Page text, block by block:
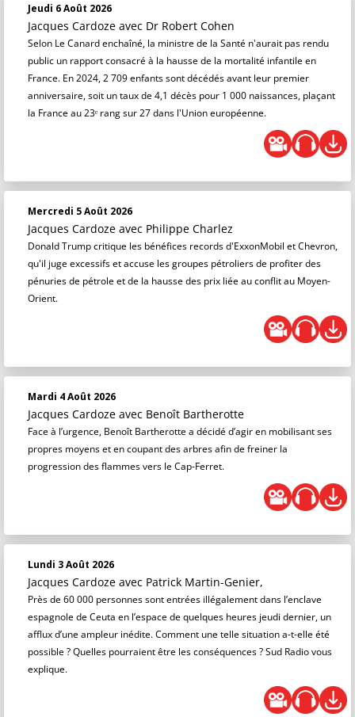
Jeudi 6 Août 2026
Jacques Cardoze avec Dr Robert Cohen
Selon Le Canard enchaîné, la ministre de la Santé n'aurait pas rendu
public un rapport consacré à la hausse de la mortalité infantile en
France. En 2024, 2 709 enfants sont décédés avant leur premier
anniversaire, soit un taux de 4,1 décès pour 1 000 naissances, plaçant
la France au 23ᵉ rang sur 27 dans l'Union européenne.
Mercredi 5 Août 2026
Jacques Cardoze avec Philippe Charlez
Donald Trump critique les bénéfices records d'ExxonMobil et Chevron,
qu'il juge excessifs et accuse les groupes pétroliers de profiter des
pénuries de pétrole et de la hausse des prix liée au conflit au Moyen-
Orient.
Mardi 4 Août 2026
Jacques Cardoze avec Benoît Bartherotte
Face à l’urgence, Benoît Bartherotte a décidé d’agir en mobilisant ses
propres moyens et en coupant des arbres afin de freiner la
progression des flammes vers le Cap-Ferret.
Lundi 3 Août 2026
Jacques Cardoze avec Patrick Martin-Genier,
Près de 60 000 personnes sont entrées illégalement dans l’enclave
espagnole de Ceuta en l’espace de quelques heures jeudi dernier, un
afflux d’une ampleur inédite. Comment une telle situation a-t-elle été
possible ? Quelles pourraient être les conséquences ? Sud Radio vous
explique.